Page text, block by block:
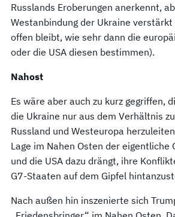
Russlands Eroberungen anerkennt,
Westanbindung der Ukraine
offen bleibt, wie sehr dann die
oder die USA diesen bestimmen).
Nahost
Es wäre aber auch zu kurz gegriffen,
die Ukraine nur aus dem Verhältnis
Russland und Westeuropa
Lage im Nahen Osten der eigentliche
und die USA dazu drängt, ihre
G7-Staaten auf dem Gipfel
Nach außen hin inszenierte sich